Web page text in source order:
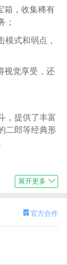
箱，收集稀有
；
模式和弱点，
视觉享受，还
，提供了丰富
二郎等经典形
多样，玩家需
策略。
种强大的魔
败敌人。
战等待玩家完
。
展开更多
官方合作